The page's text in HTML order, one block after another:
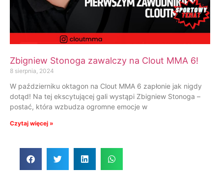
Zbigniew Stonoga zawalczy na Clout MMA 6!
8 sierpnia, 2024
W październiku oktagon na Clout MMA 6 zapłonie jak nigdy
dotąd! Na tej ekscytującej gali wystąpi Zbigniew Stonoga –
postać, która wzbudza ogromne emocje w
Czytaj więcej »